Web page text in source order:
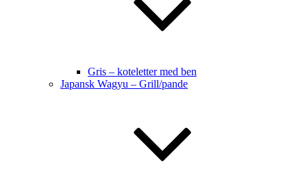
Gris – koteletter med ben
Japansk Wagyu – Grill/pande